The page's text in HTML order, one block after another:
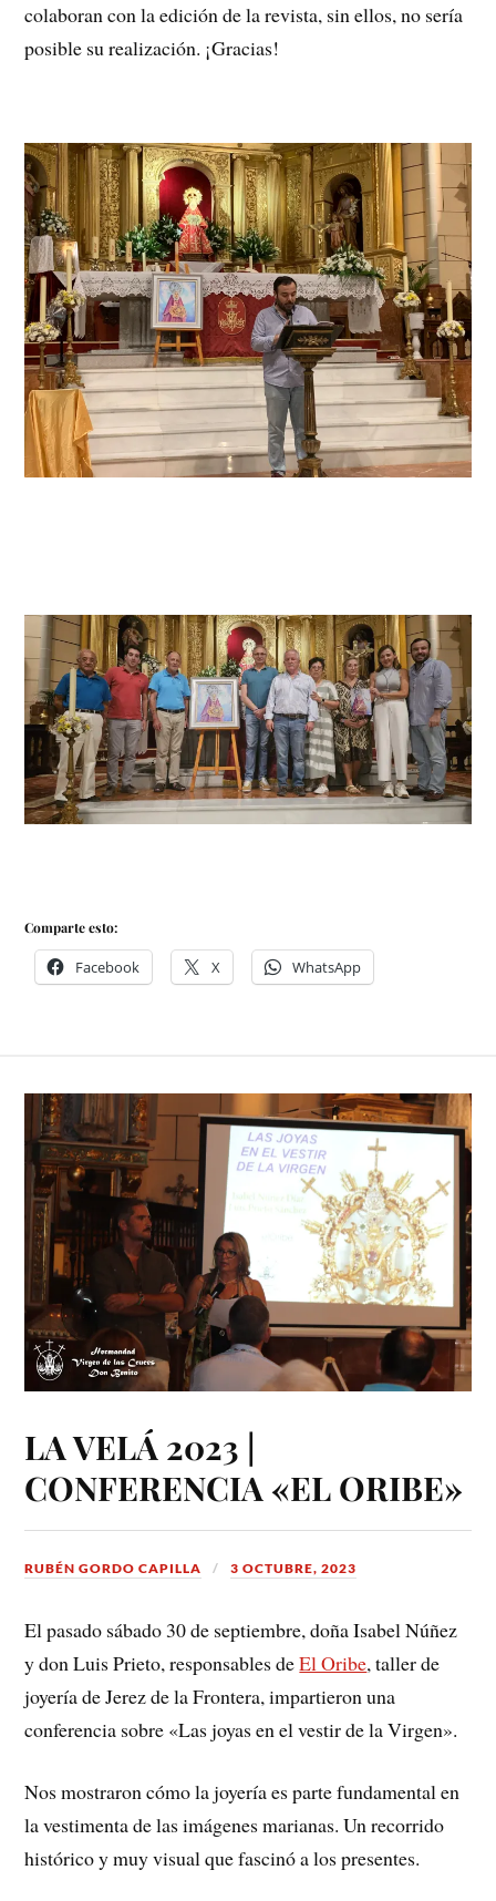
colaboran con la edición de la revista, sin ellos, no sería
posible su realización. ¡Gracias!
Comparte esto:
Facebook X WhatsApp
LA VELÁ 2023 |
CONFERENCIA «EL ORIBE»
RUBÉN GORDO CAPILLA 3 OCTUBRE, 2023
El pasado sábado 30 de septiembre, doña Isabel Núñez
y don Luis Prieto, responsables deEl Oribe, taller de
joyería de Jerez de la Frontera, impartieron una
conferencia sobre «Las joyas en el vestir de la Virgen».
Nos mostraron cómo la joyería es parte fundamental en
la vestimenta de las imágenes marianas. Un recorrido
histórico y muy visual que fascinó a los presentes.